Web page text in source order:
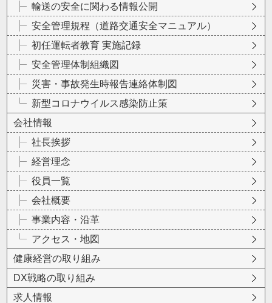
輸送の安全に関わる情報公開
安全管理規程（道路交通安全マニュアル）
初任運転者教育 実施記録
安全管理体制組織図
災害・事故発生時報告連絡体制図
新型コロナウイルス感染防止策
会社情報
社長挨拶
経営理念
役員一覧
会社概要
事業内容・沿革
アクセス・地図
健康経営の取り組み
DX戦略の取り組み
求人情報